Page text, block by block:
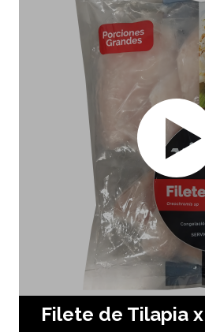
Filete de Tilapia